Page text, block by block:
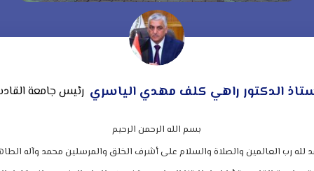
الدكتور راهي كلف مهدي الياسري رئيس جامعة
بسم الله الرحمن الرحيم
لله رب العالمين والصلاة والسلام على أشرف الخلق والمرسلين محمد وآله